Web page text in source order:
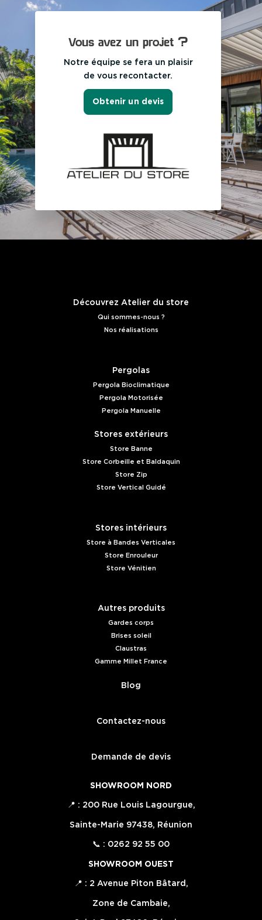
Vous avez un projet ?
Notre équipe se fera un plaisir
de vous recontacter.
Obtenir un devis
Découvrez Atelier du store
Qui sommes-nous ?
Nos réalisations
Pergolas
Pergola Bioclimatique
Pergola Motorisée
Pergola Manuelle
Stores extérieurs
Store Banne
Store Corbeille et Baldaquin
Store Zip
Store Vertical Guidé
Stores intérieurs
Store à Bandes Verticales
Store Enrouleur
Store Vénitien
Autres produits
Gardes corps
Brises soleil
Claustras
Gamme Millet France
Blog
Contactez-nous
Demande de devis
SHOWROOM NORD
📍 : 200 Rue Louis Lagourgue,
Sainte-Marie 97438, Réunion
📞 : 0262 92 55 00
SHOWROOM OUEST
📍 : 2 Avenue Piton Bâtard,
Zone de Cambaie,